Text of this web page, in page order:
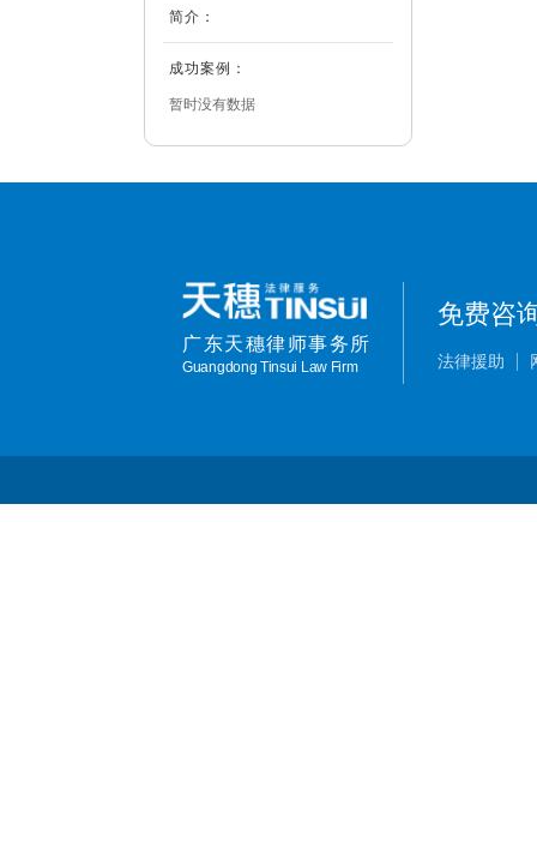
简介：
成功案例：
暂时没有数据
广东天穗律师事务所
Guangdong Tinsui Law Firm
免费咨
法律援助